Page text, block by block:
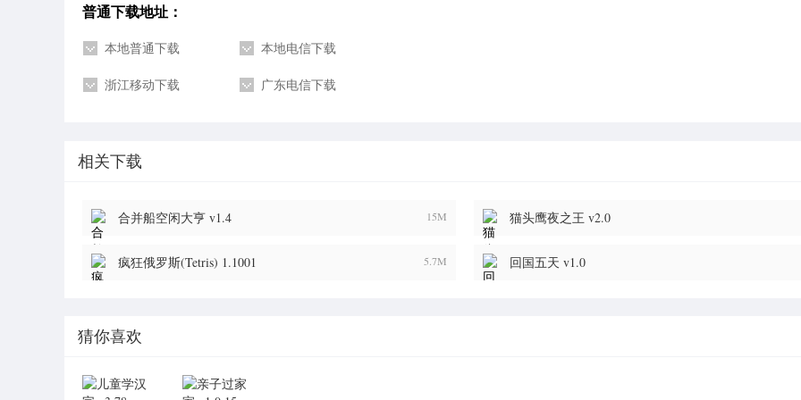
普通下载地址：
本地普通下载 本地电信下载
浙江移动下载 广东电信下载
相关下载
合并船空闲大亨 v1.4 15M 猫头鹰夜之王 v2.0
疯狂俄罗斯(Tetris) 1.1001 5.7M 回国五天 v1.0
猜你喜欢